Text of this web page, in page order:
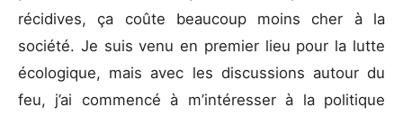
récidives, ça coûte beaucoup moins cher à la
société. Je suis venu en premier lieu pour la lutte
écologique, mais avec les discussions autour du
feu, j’ai commencé à m’intéresser à la politique